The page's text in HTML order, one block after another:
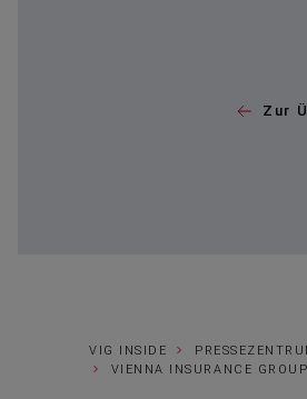
Zur
VIG INSIDE
VIENNA INSURANCE